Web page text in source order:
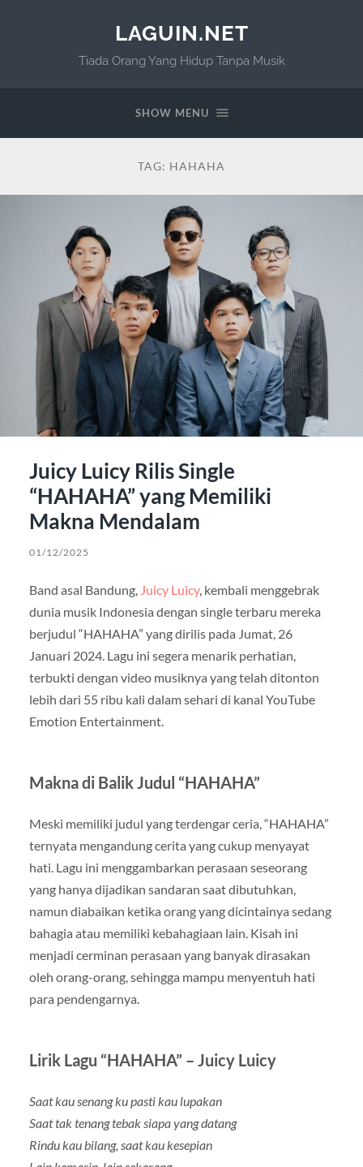
LAGUIN.NET
Tiada Orang Yang Hidup Tanpa Musik
SHOW MENU
TAG: HAHAHA
Juicy Luicy Rilis Single
“HAHAHA” yang Memiliki
Makna Mendalam
01/12/2025
Band asal Bandung, Juicy Luicy, kembali menggebrak
dunia musik Indonesia dengan single terbaru mereka
berjudul “HAHAHA” yang dirilis pada Jumat, 26
Januari 2024. Lagu ini segera menarik perhatian,
terbukti dengan video musiknya yang telah ditonton
lebih dari 55 ribu kali dalam sehari di kanal YouTube
Emotion Entertainment.
Makna di Balik Judul “HAHAHA”
Meski memiliki judul yang terdengar ceria, “HAHAHA”
ternyata mengandung cerita yang cukup menyayat
hati. Lagu ini menggambarkan perasaan seseorang
yang hanya dijadikan sandaran saat dibutuhkan,
namun diabaikan ketika orang yang dicintainya sedang
bahagia atau memiliki kebahagiaan lain. Kisah ini
menjadi cerminan perasaan yang banyak dirasakan
oleh orang-orang, sehingga mampu menyentuh hati
para pendengarnya.
Lirik Lagu “HAHAHA” – Juicy Luicy
Saat kau senang ku pasti kau lupakan
Saat tak tenang tebak siapa yang datang
Rindu kau bilang, saat kau kesepian